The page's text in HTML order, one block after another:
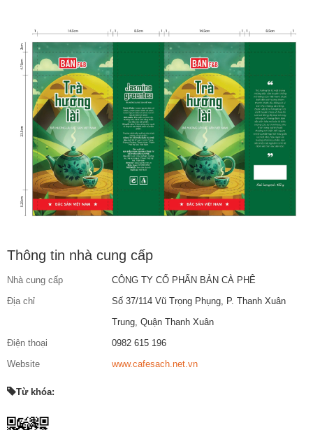
Thông tin nhà cung cấp
Nhà cung cấp
CÔNG TY CỔ PHẨN BẢN CÀ PHÊ
Địa chỉ
Số 37/114 Vũ Trọng Phụng, P. Thanh Xuân
Trung, Quận Thanh Xuân
Điện thoại
0982 615 196
Website
www.cafesach.net.vn
Từ khóa: